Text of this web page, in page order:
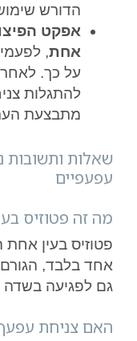
הדורש
אפקט
אחת,
על כך. לאחר
להתגלות
מתבצעת
שאלות ותשובות
עפעפיים
מה זה פטוזיס
פטוזיס בעין
אחד בלבד, הגורם
גם לפגיעה בשדה
האם צניחת